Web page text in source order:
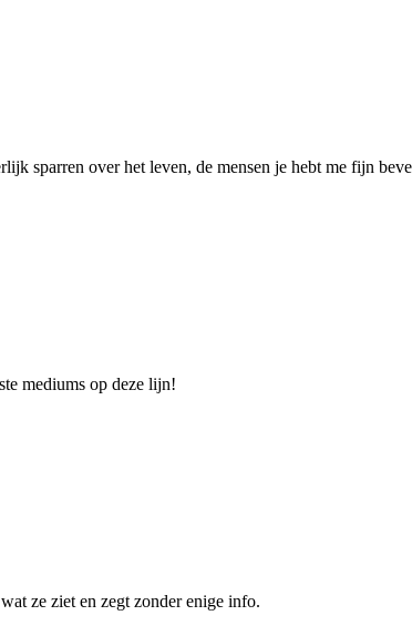
sparren over het leven, de mensen je hebt me fijn
mediums op deze lijn!
ze ziet en zegt zonder enige info.